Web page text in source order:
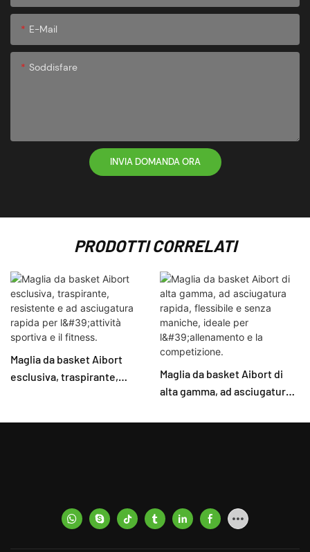
E-Mail
Soddisfare
INVIA DOMANDA ORA
PRODOTTI CORRELATI
Maglia da basket Aibort
esclusiva, traspirante,
Maglia da basket Aibort di
alta gamma, ad asciugatura
maniche, ideale per